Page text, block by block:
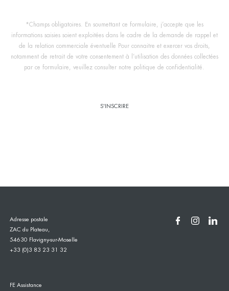
*Champs obligatoires. En soumettant ce formulaire, j’accepte que les
informations saisies soient exploitées dans le cadre de la demande de rappel et
de la relation commerciale éventuelle Pour connaitre et exercer vos droits,
notamment de retrait de votre consentement à l’utilisation des données collectées
par ce formulaire, veuillez consulter notre politique de confidentialité.
Adresse postale
ZAC du Plateau,
54630 Flavigny-sur-Moselle
+33 (0)3 83 23 31 32
FE Assistance